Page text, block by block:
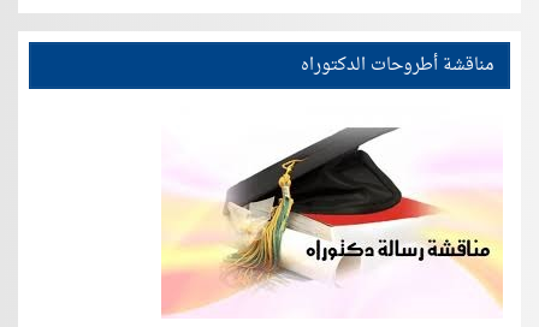
مناقشة أطروحات الدكتوراه